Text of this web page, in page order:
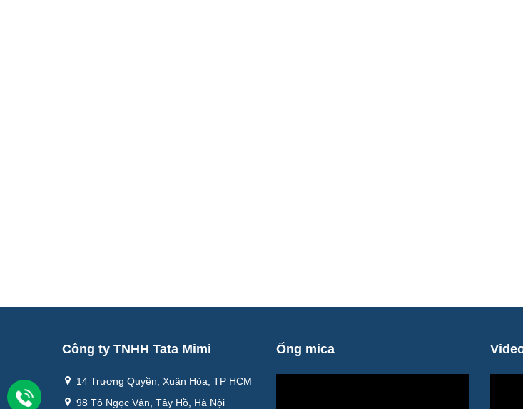
Công ty TNHH Tata Mimi
14 Trương Quyền, Xuân Hòa, TP HCM
98 Tô Ngọc Vân, Tây Hồ, Hà Nội
Ống mica